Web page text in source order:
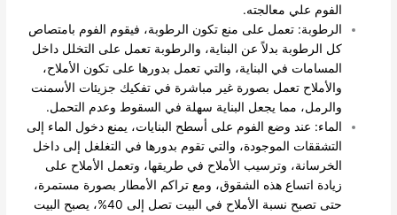
الفوم علي معالجته.
الرطوبة: تعمل على منع تكون الرطوبة، فيقوم الفوم بامتصاص
كل الرطوبة بدلاً عن البناية، والرطوبة تعمل على التخلل داخل
المسامات في البناية، والتي تعمل بدورها على تكون الأملاح،
والأملاح تعمل بصورة غير مباشرة في تفكيك جزيئات الأسمنت
والرمل، مما يجعل البناية سهلة في السقوط وعدم التحمل.
الماء: عند وضع الفوم على أسطح البنايات، يمنع دخول الماء إلى
التشققات الموجودة، والتي تقوم بدورها في التغلغل إلى داخل
الخرسانة، وترسيب الأملاح في طريقها، وتعمل الأملاح على
زيادة اتساع هذه الشقوق، ومع تراكم الأمطار بصورة مستمرة،
حتى تصبح نسبة الأملاح في البيت تصل إلى 40%، يصبح البيت